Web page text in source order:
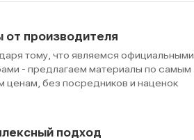
от производителя
тому, что являемся официальными
- предлагаем материалы по самым
ценам, без посредников и наценок
подход